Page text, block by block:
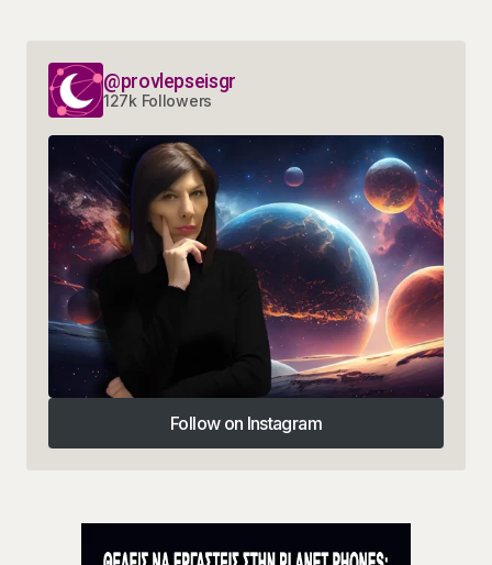
@provlepseisgr
127k Followers
Follow on Instagram
Follow on Instagram